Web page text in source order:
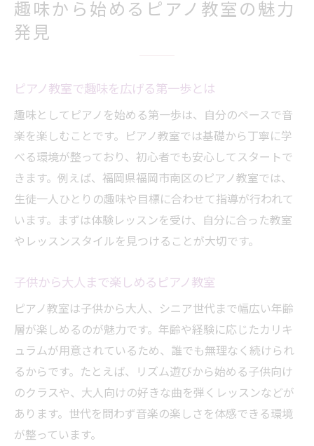
自分に合うピアノ教室選びのコツ
ピアノ教室の雰囲気が続けるポイント
講師との相性がピアノ教室選びの決め手
福岡市南区で広がるピアノ趣味の世界
ピアノ教室で広がる趣味仲間との出会い
福岡市南区のピアノ教室の選び方ガイド
地域で人気のピアノ教室の特徴とは
ピアノ教室で趣味仲間と音楽を楽しむ
子供も大人も楽しめるレッスンの工夫
ピアノ教室が工夫する楽しいレッスン内容
年齢に合わせたピアノ教室の指導法とは
ピアノ教室で親子一緒に楽しむポイント
大人向けピアノ教室の魅力と学び方
子供も飽きないピアノ教室の工夫を紹介
ピアノ教室で叶う新しい自分との出会い
趣味から始めるピアノ教室の魅力
発見
ピアノ教室で趣味を広げる第一歩とは
趣味としてピアノを始める第一歩は、自分のペースで音
楽を楽しむことです。ピアノ教室では基礎から丁寧に学
べる環境が整っており、初心者でも安心してスタートで
きます。例えば、福岡県福岡市南区のピアノ教室では、
生徒一人ひとりの趣味や目標に合わせて指導が行われて
います。まずは体験レッスンを受け、自分に合った教室
やレッスンスタイルを見つけることが大切です。
子供から大人まで楽しめるピアノ教室
ピアノ教室は子供から大人、シニア世代まで幅広い年齢
層が楽しめるのが魅力です。年齢や経験に応じたカリキ
ュラムが用意されているため、誰でも無理なく続けられ
るからです。たとえば、リズム遊びから始める子供向け
のクラスや、大人向けの好きな曲を弾くレッスンなどが
あります。世代を問わず音楽の楽しさを体感できる環境
が整っています。